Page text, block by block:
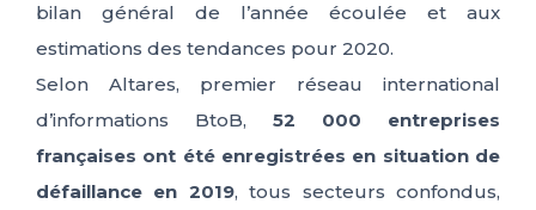
bilan général de l’année écoulée et aux
estimations des tendances pour 2020.
Selon Altares, premier réseau international
d’informations BtoB, 52 000 entreprises
françaises ont été enregistrées en situation de
défaillance en 2019, tous secteurs confondus,